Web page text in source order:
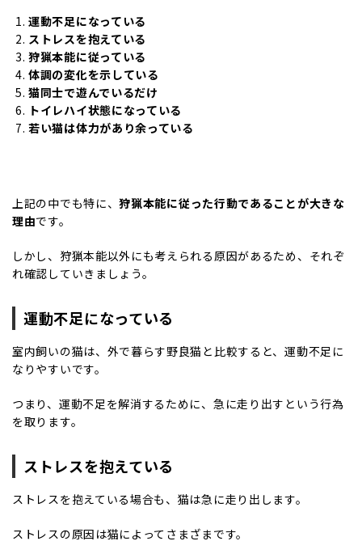
運動不足になっている
ストレスを抱えている
狩猟本能に従っている
体調の変化を示している
猫同士で遊んでいるだけ
トイレハイ状態になっている
若い猫は体力があり余っている
上記の中でも特に、狩猟本能に従った行動であることが大きな
理由です。
しかし、狩猟本能以外にも考えられる原因があるため、それぞ
れ確認していきましょう。
運動不足になっている
室内飼いの猫は、外で暮らす野良猫と比較すると、運動不足に
なりやすいです。
つまり、運動不足を解消するために、急に走り出すという行為
を取ります。
ストレスを抱えている
ストレスを抱えている場合も、猫は急に走り出します。
ストレスの原因は猫によってさまざまです。